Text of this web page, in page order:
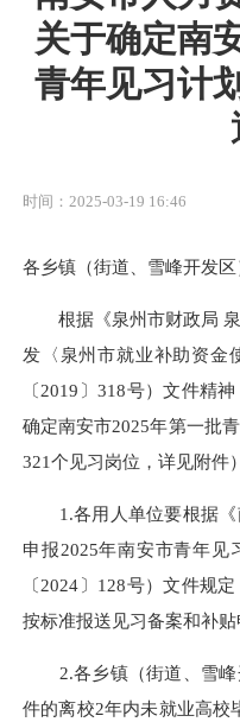
关于确定南
青年见习计
时间：2025-03-19 16:46
各乡镇（街道、雪峰开发
根据《泉州市财政局 泉
发〈泉州市就业补助资金
〔2019〕318号）文件精
确定南安市2025年第一批
321个见习岗位，详见附件
1.各用人单位要根据《
申报2025年南安市青年见
〔2024〕128号）文件规
按标准报送见习备案和补贴
2.各乡镇（街道、雪峰
件的离校2年内未就业高校